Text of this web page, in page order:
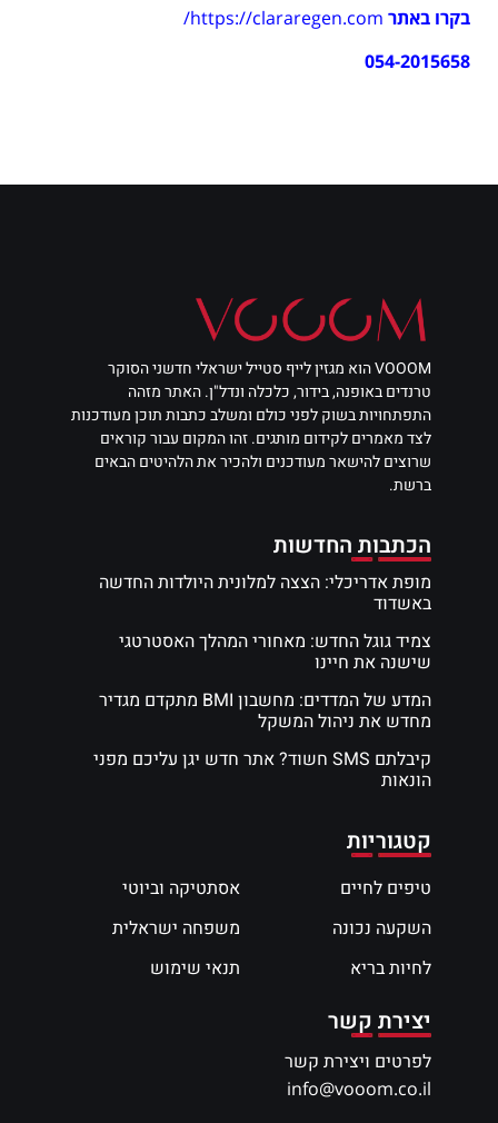
בקרו באתר https://clararegen.com/
054-2015658
VOOOM הוא מגזין לייף סטייל ישראלי חדשני הסוקר
טרנדים באופנה, בידור, כלכלה ונדל"ן. האתר מזהה
התפתחויות בשוק לפני כולם ומשלב כתבות תוכן מעודכנות
לצד מאמרים לקידום מותגים. זהו המקום עבור קוראים
שרוצים להישאר מעודכנים ולהכיר את הלהיטים הבאים
ברשת.
הכתבות החדשות
מופת אדריכלי: הצצה למלונית היולדות החדשה
באשדוד
צמיד גוגל החדש: מאחורי המהלך האסטרטגי
שישנה את חיינו
המדע של המדדים: מחשבון BMI מתקדם מגדיר
מחדש את ניהול המשקל
קיבלתם SMS חשוד? אתר חדש יגן עליכם מפני
הונאות
קטגוריות
טיפים לחיים
השקעה נכונה
לחיות בריא
אסתטיקה וביוטי
משפחה ישראלית
תנאי שימוש
יצירת קשר
לפרטים ויצירת קשר
info@vooom.co.il